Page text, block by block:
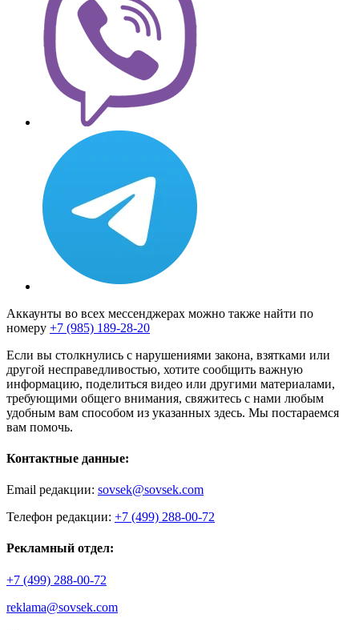
Аккаунты во всех мессенджерах можно также найти по
номеру +7 (985) 189-28-20
Если вы столкнулись с нарушениями закона, взятками или
другой несправедливостью, хотите сообщить важную
информацию, поделиться видео или другими материалами,
требующими общего внимания, свяжитесь с нами любым
удобным вам способом из указанных здесь. Мы постараемся
вам помочь.
Контактные данные:
Email редакции: sovsek@sovsek.com
Телефон редакции: +7 (499) 288-00-72
Рекламный отдел:
+7 (499) 288-00-72
reklama@sovsek.com